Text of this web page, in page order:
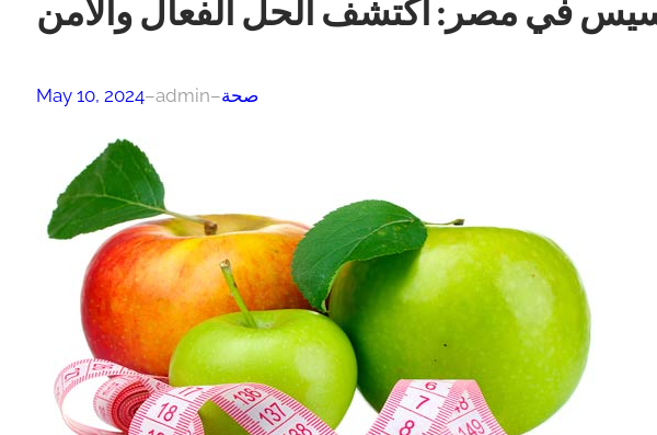
في مصر: اكتشف الحل الفعال والآمن
May 10, 2024–admin–صحة